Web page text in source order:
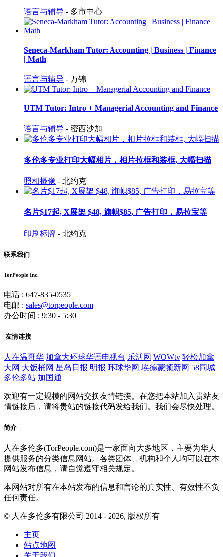
语言与辅导 - 多市中心
Seneca-Markham Tutor: Accounting | Business | Finance
| Math
语言与辅导 - 万锦
UTM Tutor: Intro + Managerial Accounting and Finance
语言与辅导 - 密西沙加
多伦多专业打印大幅相片，相片拉框和装框, 大幅扫描
照相摄像 - 北约克
名片$17起, X展架 $48, 旗帜$85, 广告打印，易拉宝等
印刷标牌 - 北约克
联系我们
TorPeople Inc.
电话 : 647-835-0535
电邮 : sales@torpeople.com
办公时间 : 9:30 - 5:30
友情连接
人在温哥华 加拿大环球华语电视台 乐活网 WOWtv 轻松加拿
大网 大饭桶网 星岛日报 明报 环球华网 埃德蒙顿新网 58同城
多伦多站 加国通
欢迎有一定规模的网站交换友情链接。在您把本站加入贵站友
情链接后，请将贵站的链接代码发给我们。我们会尽快处理。
简介
人在多伦多(TorPeople.com)是一家面向大多地区，主要为华人
提供服务的分类信息网站。各类团体、机构和个人均可以在本
网站发布信息，请自觉遵守相关规定。
本网站对所有在本站发布的信息和言论的真实性、有效性不负
任何责任。
© 人在多伦多有限公司 2014 - 2026, 版权所有
主页
站点地图